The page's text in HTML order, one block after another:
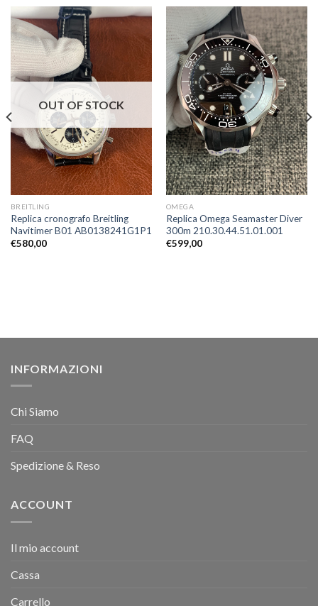
OUT OF STOCK
BREITLING
Replica cronografo Breitling
Navitimer B01 AB0138241G1P1
€580,00
OMEGA
Replica Omega Seamaster Diver
300m 210.30.44.51.01.001
€599,00
INFORMAZIONI
Chi Siamo
FAQ
Spedizione & Reso
ACCOUNT
Il mio account
Cassa
Carrello